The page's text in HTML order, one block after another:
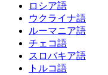
ロシア語
ウクライナ語
ルーマニア語
チェコ語
スロバキア語
トルコ語